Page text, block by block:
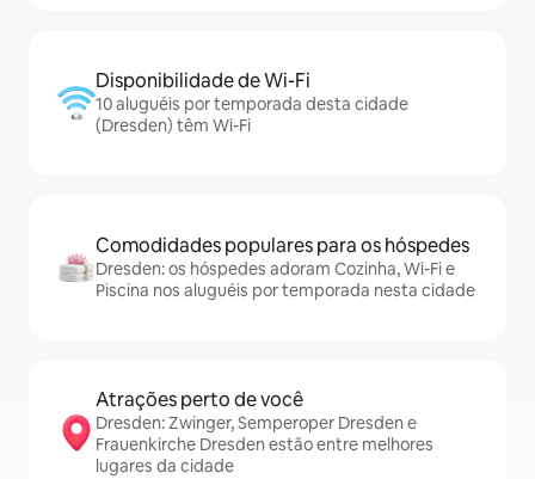
Disponibilidade de Wi-Fi
10 aluguéis por temporada desta cidade
(Dresden) têm Wi-Fi
Comodidades populares para os hóspedes
Dresden: os hóspedes adoram Cozinha, Wi-Fi e
Piscina nos aluguéis por temporada nesta cidade
Atrações perto de você
Dresden: Zwinger, Semperoper Dresden e
Frauenkirche Dresden estão entre melhores
lugares da cidade